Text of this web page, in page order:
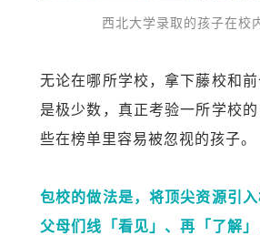
西北大学录取的孩子在校
无论在哪所学校，拿下藤校和
是极少数，真正考验一所学校
些在榜单里容易被忽视的孩子。
包校的做法是，将顶尖资源引
父母们线 「看见」、再「了解